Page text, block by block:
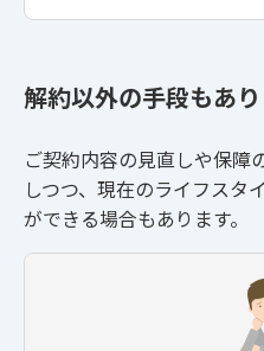
解約以外の手段もあ
ご契約内容の見直しや保障
しつつ、現在のライフスタ
ができる場合もあります。